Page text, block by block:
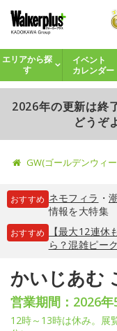
エリアから探
す
イベント
カレンダー
2026年の更新は終
どうぞ
GW(ゴールデンウィ
おすすめ ネモフィラ ・
情報を大特集
おすすめ
【最大12連
ら？混雑ピー
かいじあむ
営業期間：2026
12時～13時は休み。展